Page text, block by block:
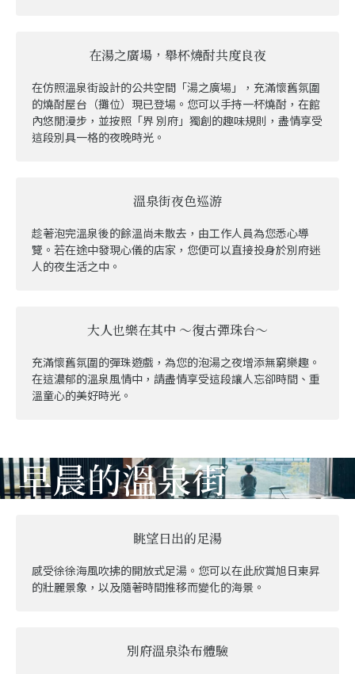
在湯之廣場，舉杯燒酎共度良夜
在仿照溫泉街設計的公共空間「湯之廣場」，充滿懷舊氛圍
的燒酎屋台（攤位）現已登場。您可以手持一杯燒酎，在館
內悠閒漫步，並按照「界 別府」獨創的趣味規則，盡情享受
這段別具一格的夜晚時光。
溫泉街夜色巡游
趁著泡完溫泉後的餘溫尚未散去，由工作人員為您悉心導
覽。若在途中發現心儀的店家，您便可以直接投身於別府迷
人的夜生活之中。
大人也樂在其中 ～復古彈珠台～
充滿懷舊氛圍的彈珠遊戲，為您的泡湯之夜增添無窮樂趣。
在這濃郁的溫泉風情中，請盡情享受這段讓人忘卻時間、重
溫童心的美好時光。
早晨的溫泉街
眺望日出的足湯
感受徐徐海風吹拂的開放式足湯。您可以在此欣賞旭日東昇
的壯麗景象，以及隨著時間推移而變化的海景。
別府溫泉染布體驗